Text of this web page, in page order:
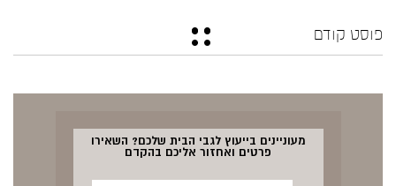
פוסט קודם
מעוניינים בייעוץ לגבי הבית שלכם? השאירו
פרטים ואחזור אליכם בהקדם